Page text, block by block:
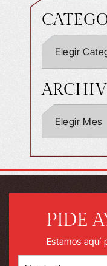
PIDE
Estamos aquí